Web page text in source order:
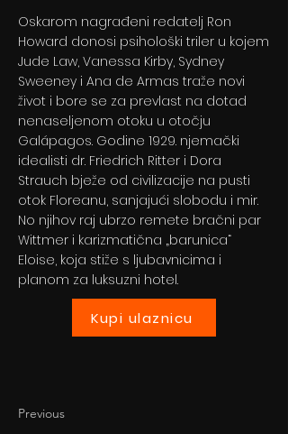
Oskarom nagrađeni redatelj Ron
Howard donosi psihološki triler u kojem
Jude Law, Vanessa Kirby, Sydney
Sweeney i Ana de Armas traže novi
život i bore se za prevlast na dotad
nenaseljenom otoku u otočju
Galápagos. Godine 1929. njemački
idealisti dr. Friedrich Ritter i Dora
Strauch bježe od civilizacije na pusti
otok Floreanu, sanjajući slobodu i mir.
No njihov raj ubrzo remete bračni par
Wittmer i karizmatična „barunica“
Eloise, koja stiže s ljubavnicima i
planom za luksuzni hotel.
Kupi ulaznicu
Previous